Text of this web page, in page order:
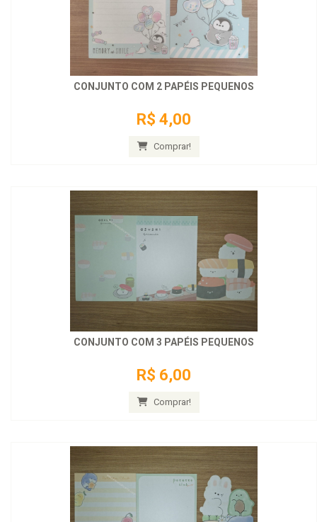
CONJUNTO COM 2 PAPÉIS PEQUENOS
R$ 4,00
Comprar!
CONJUNTO COM 3 PAPÉIS PEQUENOS
R$ 6,00
Comprar!